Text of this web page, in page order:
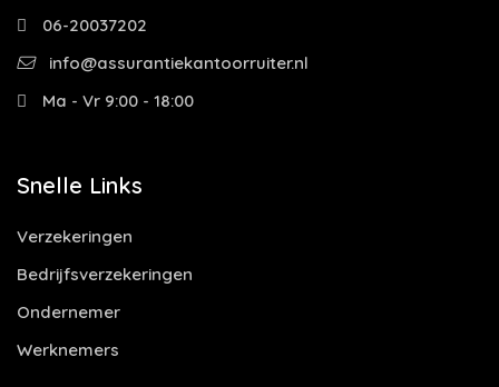
06-20037202
info@assurantiekantoorruiter.nl
Ma - Vr 9:00 - 18:00
Snelle Links
Verzekeringen
Bedrijfsverzekeringen
Ondernemer
Werknemers